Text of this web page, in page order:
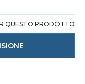
QUESTO PRODOTTO